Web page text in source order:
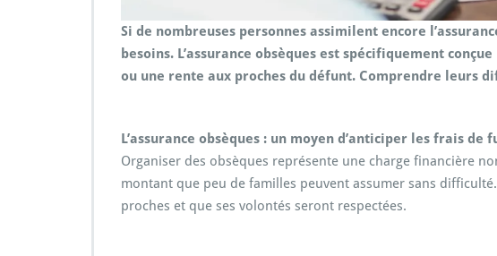
Si de nombreuses personnes assimilent encore
besoins. L’assurance obsèques est spécifiquement
ou une rente aux proches du défunt. Comprendre leurs
L’assurance obsèques : un moyen d’anticiper les frais de
Organiser des obsèques représente une charge financière
montant que peu de familles peuvent assumer sans
proches et que ses volontés seront respectées.